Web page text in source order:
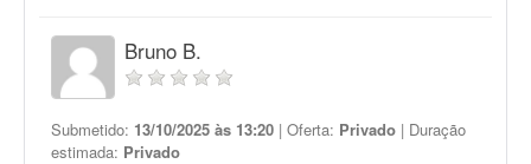
Bruno B.
Submetido: 13/10/2025 às 13:20 | Oferta: Privado | Duração
estimada: Privado